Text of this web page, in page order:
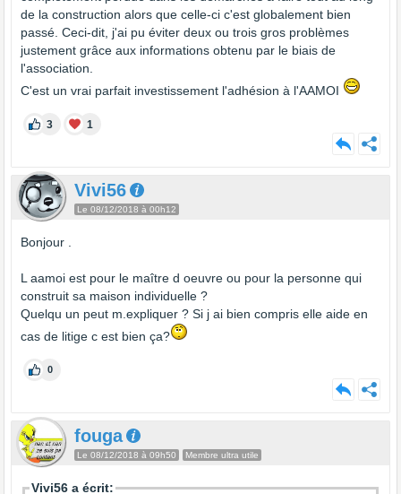
de la construction alors que celle-ci c'est globalement bien
passé. Ceci-dit, j'ai pu éviter deux ou trois gros problèmes
justement grâce aux informations obtenu par le biais de
l'association.
C'est un vrai parfait investissement l'adhésion à l'AAMOI
3 1
Vivi56
Le 08/12/2018 à 00h12
Bonjour .
L aamoi est pour le maître d oeuvre ou pour la personne qui
construit sa maison individuelle ?
Quelqu un peut m.expliquer ? Si j ai bien compris elle aide en
cas de litige c est bien ça?
0
fouga
Le 08/12/2018 à 09h50 Membre ultra utile
Vivi56 a écrit: